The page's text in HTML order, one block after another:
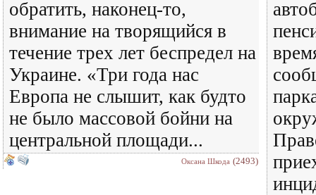
обратить, наконец-то,
внимание на творящийся в
течение трех лет беспредел на
Украине. «Три года нас
Европа не слышит, как будто
не было массовой бойни на
центральной площади...
Оксана Шкода (2493)